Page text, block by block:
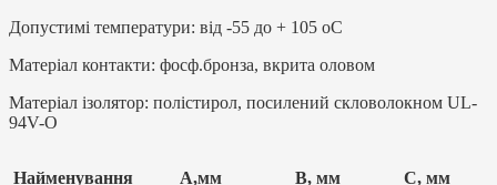
Допустимі температури: від -55 до + 105 oC
Матеріал контакти: фосф.бронза, вкрита оловом
Матеріал ізолятор: полістирол, посилений скловолокном UL-
94V-O
Найменування А,мм В, мм С, мм